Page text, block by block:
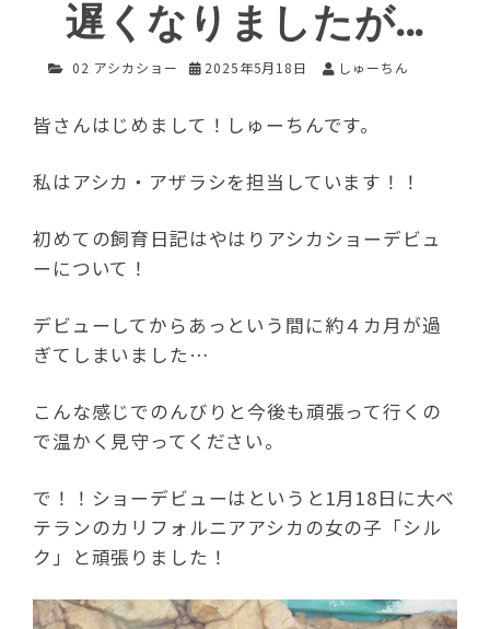
遅くなりましたが…
02 アシカショー 2025年5月18日 しゅーちん
皆さんはじめまして！しゅーちんです。
私はアシカ・アザラシを担当しています！！
初めての飼育日記はやはりアシカショーデビュ
ーについて！
デビューしてからあっという間に約４カ月が過
ぎてしまいました…
こんな感じでのんびりと今後も頑張って行くの
で温かく見守ってください。
で！！ショーデビューはというと1月18日に大ベ
テランのカリフォルニアアシカの女の子「シル
ク」と頑張りました！